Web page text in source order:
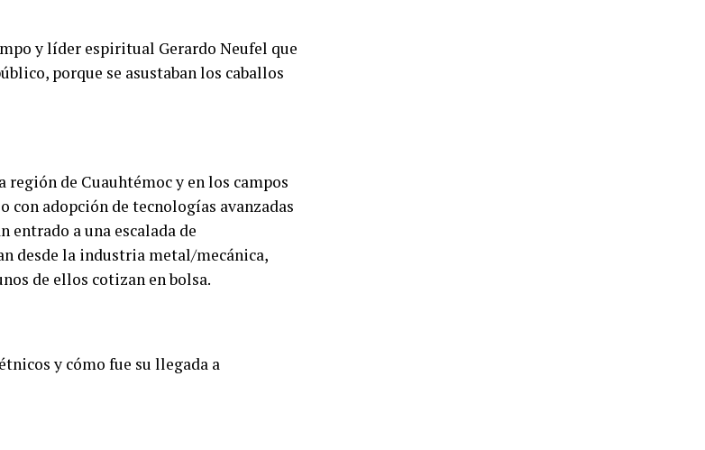
y líder espiritual Gerardo Neufel que
porque se asustaban los caballos
región de Cuauhtémoc y en los campos
con adopción de tecnologías avanzadas
entrado a una escalada de
desde la industria metal/mecánica,
de ellos cotizan en bolsa.
y cómo fue su llegada a